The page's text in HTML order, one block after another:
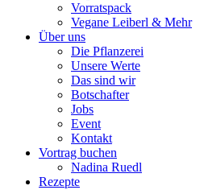
Vorratspack
Vegane Leiberl & Mehr
Über uns
Die Pflanzerei
Unsere Werte
Das sind wir
Botschafter
Jobs
Event
Kontakt
Vortrag buchen
Nadina Ruedl
Rezepte